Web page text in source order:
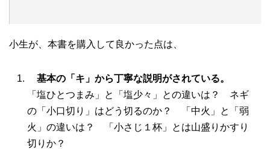
小生が、本書を購入して良かった点は、
基本の「キ」から丁寧な説明がされている。
「塩ひとつまみ」と「塩少々」との違いは？ ネギ
の「小口切り」はどう切るのか？ 「中火」と「弱
火」の違いは？ 「小さじ１杯」とは山盛りかすり
切りか？